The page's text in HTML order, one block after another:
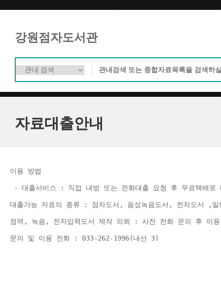
강원점자도서관
자료대출안내
이용 방법
- 대출서비스 : 직접 내방 또는 전화대출 요청 후 무료택배
대출가능 자료의 종류 : 점자도서, 음성녹음도서, 전자도서 ,
점역, 녹음, 전자입력도서 제작 의뢰 : 사전 전화 문의 후 이
문의 및 이용 전화 : 033-262-1996(내선 3)